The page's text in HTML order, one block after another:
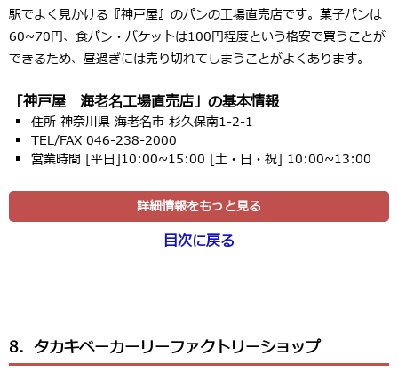
駅でよく見かける『神戸屋』のパンの工場直売店です。菓子パンは
60~70円、食パン・バケットは100円程度という格安で買うことが
できるため、昼過ぎには売り切れてしまうことがよくあります。
「神戸屋 海老名工場直売店」の基本情報
住所 神奈川県 海老名市 杉久保南1-2-1
TEL/FAX 046-238-2000
営業時間 [平日]10:00~15:00 [土・日・祝] 10:00~13:00
詳細情報をもっと見る
目次に戻る
8．タカキベーカーリーファクトリーショップ